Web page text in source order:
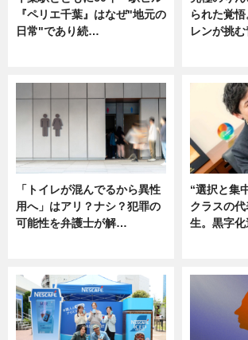
『ペリエ千葉』はなぜ"地元の
日常"であり続…
られた覚
レンが挑
「トイレが混んでるから異性
用へ」はアリ？ナシ？犯罪の
可能性を弁護士が解…
“選択と集
クラスの
生。黒字